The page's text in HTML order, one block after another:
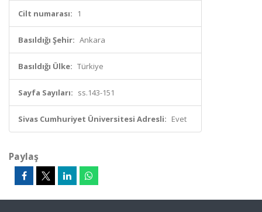
Cilt numarası: 1
Basıldığı Şehir: Ankara
Basıldığı Ülke: Türkiye
Sayfa Sayıları: ss.143-151
Sivas Cumhuriyet Üniversitesi Adresli: Evet
Paylaş